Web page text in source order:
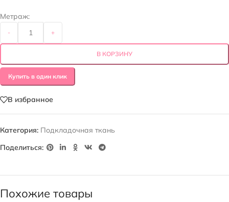
Метраж:
- +
В КОРЗИНУ
Купить в один клик
В избранное
Категория: Подкладочная ткань
Поделиться:
Похожие товары